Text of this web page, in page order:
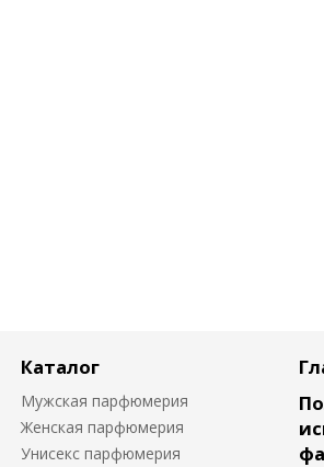
Каталог
Мужская парфюмерия
Женская парфюмерия
Унисекс парфюмерия